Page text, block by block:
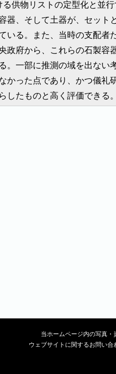
供物リストの定型化と並
器、そして土器が、セット
いる。また、当時の支配者
政府から、これらの石製容
。一部に推測の域を出ない
かった点であり、かつ儀礼
したものと高く評価できる。
当ホームページ内の写真・
ウェブサイトに関するお問い合